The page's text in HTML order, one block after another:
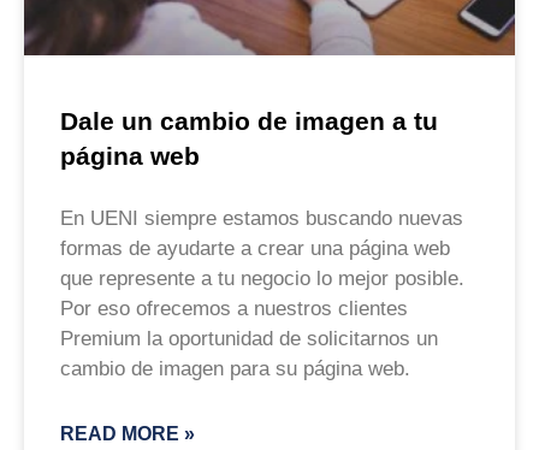
Dale un cambio de imagen a tu
página web
En UENI siempre estamos buscando nuevas
formas de ayudarte a crear una página web
que represente a tu negocio lo mejor posible.
Por eso ofrecemos a nuestros clientes
Premium la oportunidad de solicitarnos un
cambio de imagen para su página web.
READ MORE »